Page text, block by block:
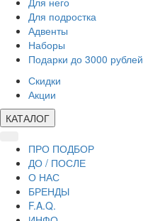
Для подростка
Адвенты
Наборы
Подарки до 3000 рублей
Скидки
Акции
КАТАЛОГ
ПРО ПОДБОР
ДО / ПОСЛЕ
О НАС
БРЕНДЫ
F.A.Q.